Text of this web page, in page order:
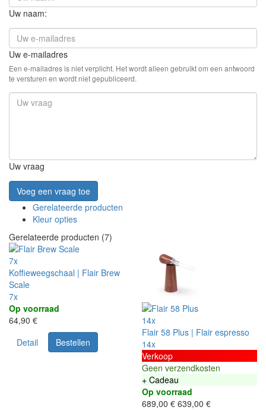
Uw naam:
Uw e-mailadres
Een e-mailadres is niet verplicht. Het wordt alleen gebruikt om een antwoord
te versturen en wordt niet gepubliceerd.
Uw vraag
Voeg een vraag toe
Gerelateerde producten
Kleur opties
Gerelateerde producten (7)
7x
Koffieweegschaal | Flair Brew
Scale
7x
Op voorraad
64,90 €
Detail
Bestellen
14x
Flair 58 Plus | Flair espresso
14x
Verkoop
Geen verzendkosten
+ Cadeau
Op voorraad
689,00 € 639,00 €